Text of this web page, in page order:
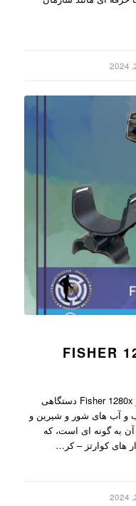
فلزیاب فیشر Fisher 1280x فلزیاب فیشر Fisher 1280x دستگاهی
و آب های شور و شیرین و
به گونه ای است، که
های کوارتز – کر…